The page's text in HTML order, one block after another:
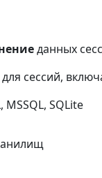
данных
для сессий,
SQLite